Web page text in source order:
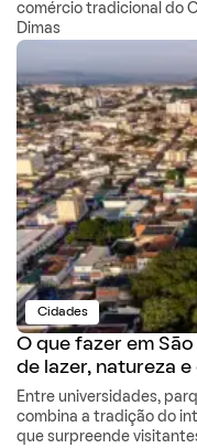
comércio tradicional do
Dimas
Cidades
O que fazer em
de lazer, natureza
Entre universidades,
combina a tradição do
que surpreende